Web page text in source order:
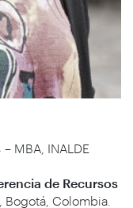
– MBA, INALDE
de Recursos
Bogotá, Colombia.